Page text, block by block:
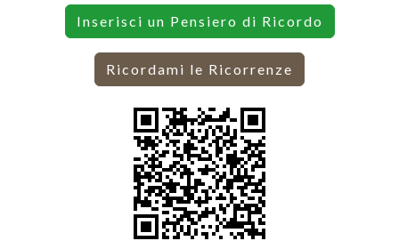
Inserisci un Pensiero di Ricordo
Ricordami le Ricorrenze